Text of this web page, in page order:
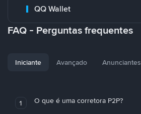
QQ Wallet
FAQ - Perguntas frequentes
Iniciante Avançado Anunciantes
1 O que é uma corretora P2P?